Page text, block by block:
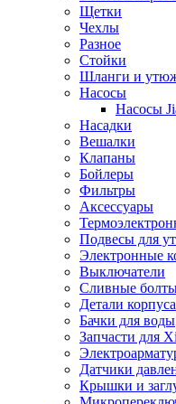
Щетки
Чехлы
Разное
Стойки
Шланги и
Насосы
Насосы
Насадки
Вешалки
Клапаны
Бойлеры
Фильтры
Аксессуары
Подвесы для
Электронные
Выключатели
Сливные
Детали корпуса
Бачки для воды
Запчасти для
Датчики
Крышки и